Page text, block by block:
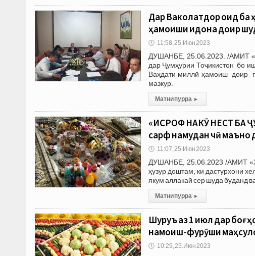
Дар Ваколатдор оид ба
ҳамоиши идона доир
🕔 11:58, 25.Июн 2023
ДУШАНБЕ, 25.06.2023. /АМИТ
дар Ҷумҳурии Тоҷикистон бо
Ваҳдати миллӣ ҳамоиш доир
мазкур.
Матни пурра ▸
«ИСРОФ НАКӮ НЕСТ БА
сарф намудан чӣ маъно
🕔 11:07, 25.Июн 2023
ДУШАНБЕ, 25.06.2023 /АМИТ
ҳузур доштам, ки дастурхони
якум аллакай сер шуда буданд
Матни пурра ▸
Шуруъ аз 1 июл дар
намоиш-фурӯши
🕔 10:29, 25.Июн 2023